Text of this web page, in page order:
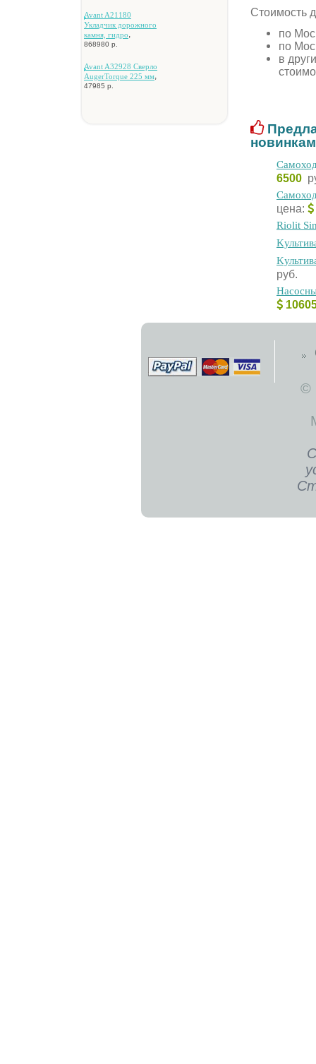
Avant A21180
Уклaдчик дopoжнoгo
кaмня, гидpo,
868980 р.
Avant A32928 Cвepлo
AugerTorque 225 мм,
47985 р.
Стоимость
по
по
в
6500
цена:
Riolit
руб.
©